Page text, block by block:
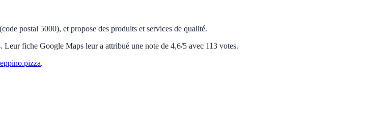
postal 5000), et propose des produits et services de qualité.
fiche Google Maps leur a attribué une note de 4,6/5 avec 113 votes.
.